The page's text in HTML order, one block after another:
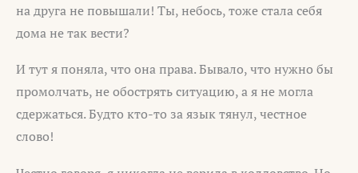
на друга не повышали! Ты, небось, тоже стала себя
дома не так вести?
И тут я поняла, что она права. Бывало, что нужно бы
промолчать, не обострять ситуацию, а я не могла
сдержаться. Будто кто-то за язык тянул, честное
слово!